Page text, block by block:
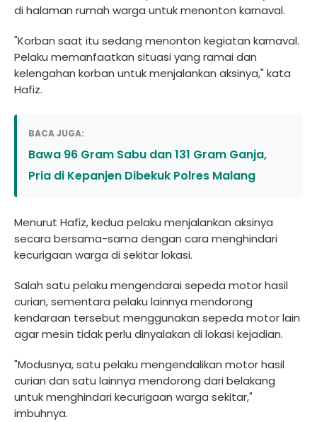
di halaman rumah warga untuk menonton karnaval.
"Korban saat itu sedang menonton kegiatan karnaval.
Pelaku memanfaatkan situasi yang ramai dan
kelengahan korban untuk menjalankan aksinya," kata
Hafiz.
BACA JUGA:
Bawa 96 Gram Sabu dan 131 Gram Ganja,
Pria di Kepanjen Dibekuk Polres Malang
Menurut Hafiz, kedua pelaku menjalankan aksinya
secara bersama-sama dengan cara menghindari
kecurigaan warga di sekitar lokasi.
Salah satu pelaku mengendarai sepeda motor hasil
curian, sementara pelaku lainnya mendorong
kendaraan tersebut menggunakan sepeda motor lain
agar mesin tidak perlu dinyalakan di lokasi kejadian.
"Modusnya, satu pelaku mengendalikan motor hasil
curian dan satu lainnya mendorong dari belakang
untuk menghindari kecurigaan warga sekitar,"
imbuhnya.